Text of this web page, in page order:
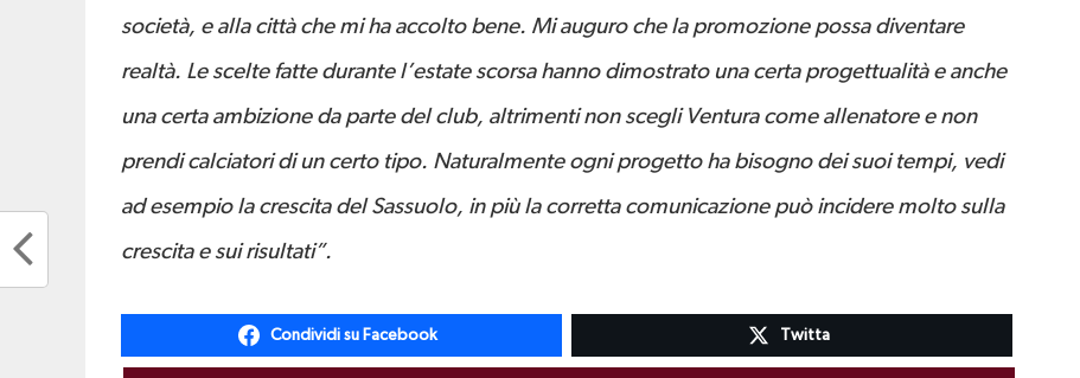
società, e alla città che mi ha accolto bene. Mi auguro che la promozione possa diventare
realtà. Le scelte fatte durante l’estate scorsa hanno dimostrato una certa progettualità e anche
una certa ambizione da parte del club, altrimenti non scegli Ventura come allenatore e non
prendi calciatori di un certo tipo. Naturalmente ogni progetto ha bisogno dei suoi tempi, vedi
ad esempio la crescita del Sassuolo, in più la corretta comunicazione può incidere molto sulla
crescita e sui risultati”.
Condividi su Facebook Twitta